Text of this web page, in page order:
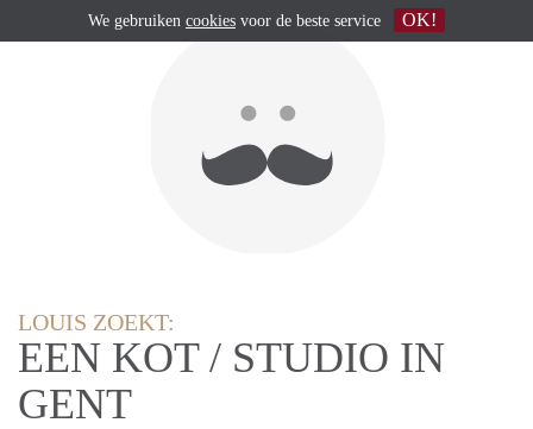
LOUIS ZOEKT:
EEN KOT / STUDIO IN
GENT
We gebruiken cookies voor de beste service OK!